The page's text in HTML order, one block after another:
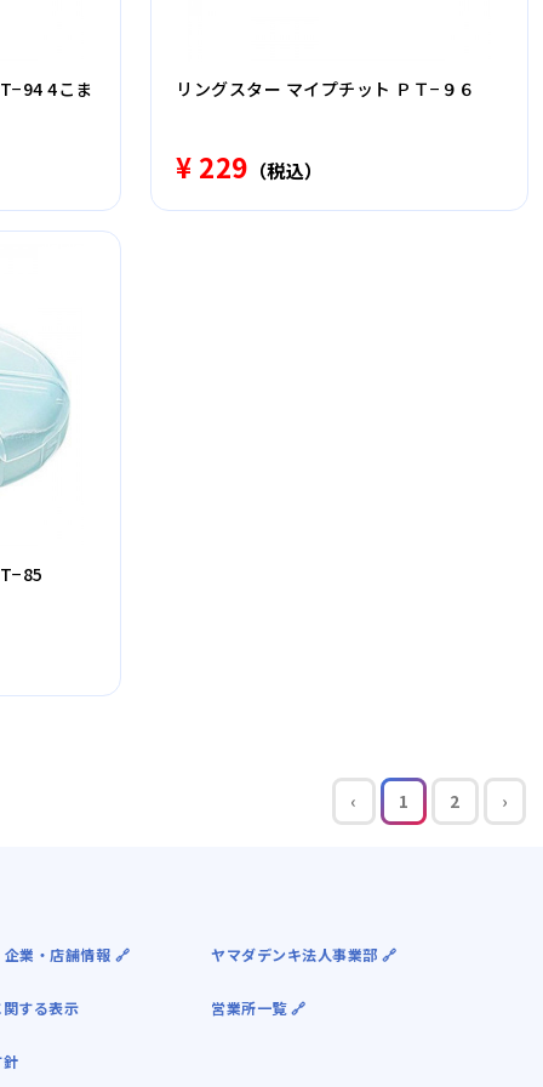
4こま リングスター マイプチット ＰＴ−９６
¥ 229 （税込）
‹ 1 2 ›
業・店舗情報 🔗
する表示
ヤマダデンキ法人事業部 🔗
営業所一覧 🔗